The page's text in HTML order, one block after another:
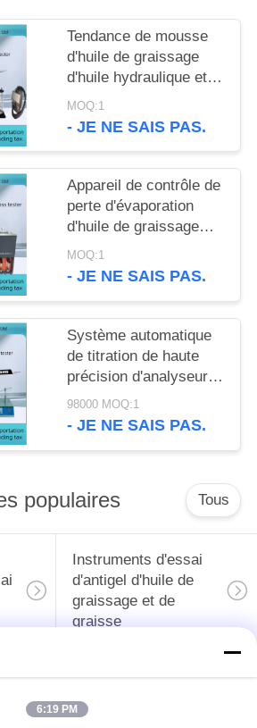
Tendance de mousse
d'huile de graissage
d'huile hydraulique et
appareil de contrôle
ASTM D892 de stabilité
MOQ:1
- JE NE SAIS PAS.
Appareil de contrôle de
perte d'évaporation
d'huile de graissage
d'ASTM D972 à toute
température entre le ℃
MOQ:1
- JE NE SAIS PAS.
Système automatique
de titration de haute
précision d'analyseur
d'azote de ST115C
kjeldahl
98000 MOQ:1
- JE NE SAIS PAS.
populaires Tous
Instruments d'essai
d'antigel d'huile de
graissage et de
graisse
Équipement d'essai
transformateur
6:19 PM